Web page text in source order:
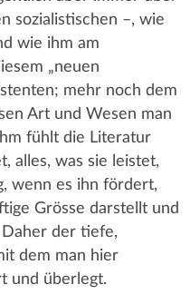
sozialistischen –, wie
wie ihm am
„neuen
mehr noch dem
Art und Wesen man
fühlt die Literatur
alles, was sie leistet,
wenn es ihn fördert,
Grösse darstellt und
der tiefe,
dem man hier
und überlegt.